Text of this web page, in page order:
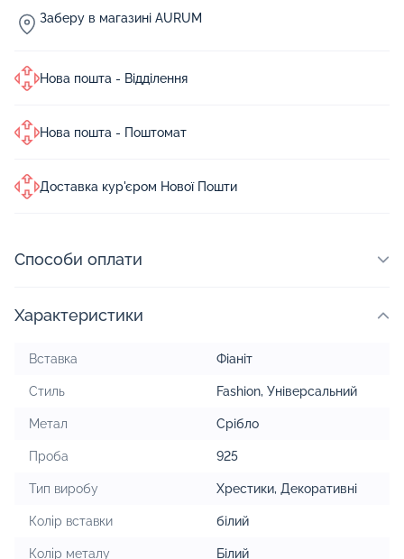
Заберу в магазині AURUM
Нова пошта - Відділення
Нова пошта - Поштомат
Доставка кур'єром Нової Пошти
Способи оплати
Характеристики
Вставка Фіаніт
Стиль Fashion, Універсальний
Метал Срібло
Проба 925
Тип виробу Хрестики, Декоративні
Колір вставки білий
Колір металу Білий